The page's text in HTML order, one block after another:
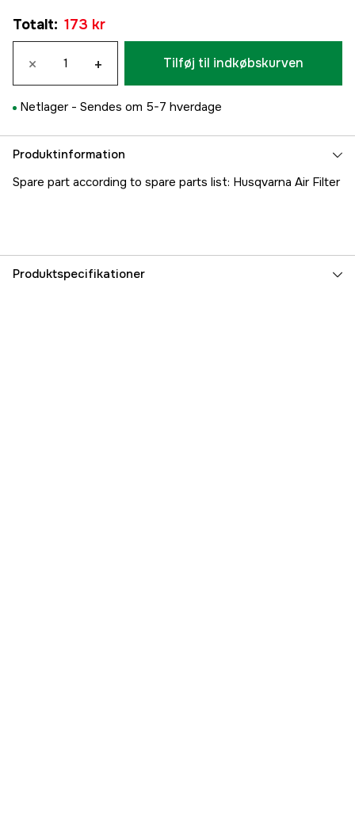
Totalt: 173 kr
× + Tilføj til indkøbskurven
Netlager - Sendes om 5-7 hverdage
Produktinformation
Spare part according to spare parts list: Husqvarna Air Filter
Produktspecifikationer